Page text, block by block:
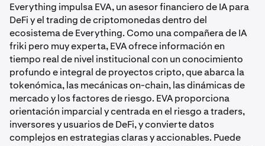
Everything impulsa EVA, un asesor financiero de IA para
DeFi y el trading de criptomonedas dentro del
ecosistema de Everything. Como una compañera de IA
friki pero muy experta, EVA ofrece información en
tiempo real de nivel institucional con un conocimiento
profundo e integral de proyectos cripto, que abarca la
tokenómica, las mecánicas on-chain, las dinámicas de
mercado y los factores de riesgo. EVA proporciona
orientación imparcial y centrada en el riesgo a traders,
inversores y usuarios de DeFi, y convierte datos
complejos en estrategias claras y accionables. Puede